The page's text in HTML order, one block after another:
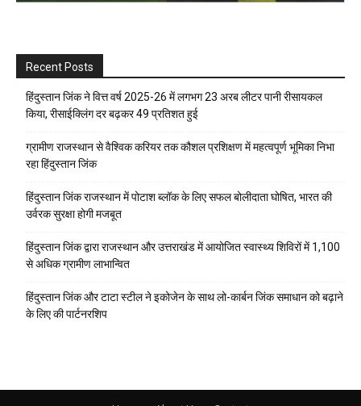
Recent Posts
हिंदुस्तान जिंक ने वित्त वर्ष 2025-26 में लगभग 23 अरब लीटर पानी रीसायकल
किया, रीसाईक्लिंग दर बढ़कर 49 प्रतिशत हुई
ग्रामीण राजस्थान से वैश्विक करियर तक कौशल प्रशिक्षण में महत्वपूर्ण भूमिका निभा
रहा हिंदुस्तान जिंक
हिंदुस्तान जिंक राजस्थान में पोटाश ब्लॉक के लिए सफल बोलीदाता घोषित, भारत की
उर्वरक सुरक्षा होगी मजबूत
हिंदुस्तान जिंक द्वारा राजस्थान और उत्तराखंड में आयोजित स्वास्थ्य शिविरों में 1,100
से अधिक ग्रामीण लाभान्वित
हिंदुस्तान जिंक और टाटा स्टील ने इकोजेन के साथ लो-कार्बन जिंक समाधान को बढ़ाने
के लिए की पार्टनरशिप